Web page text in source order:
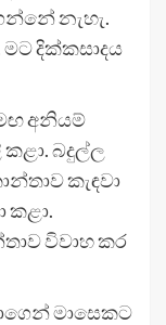
නැහැ.
දික්කසාදය
අනියම්
බදුල්ල
කැඳවා
කළා.
විවාහ කර
මාසෙකට